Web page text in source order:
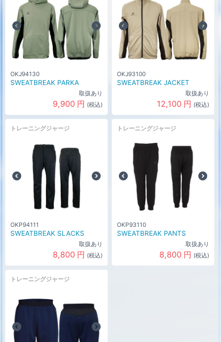
OKJ94130
SWEATBREAK PARKA
取扱あり
9,900 円 (税込)
OKJ93100
SWEATBREAK JACKET
取扱あり
12,100 円 (税込)
トレーニングジャージ
OKP94111
SWEATBREAK SLACKS
取扱あり
8,800 円 (税込)
トレーニングジャージ
OKP93110
SWEATBREAK PANTS
取扱あり
8,800 円 (税込)
トレーニングジャージ